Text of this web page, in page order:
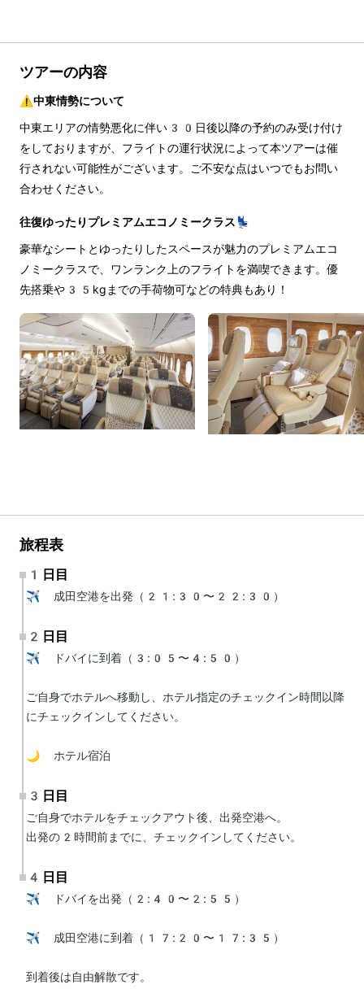
ツアーの内容
⚠️中東情勢について
中東エリアの情勢悪化に伴い30日後以降の予約のみ受け付け
をしておりますが、フライトの運行状況によって本ツアーは催
行されない可能性がございます。ご不安な点はいつでもお問い
合わせください。
往復ゆったりプレミアムエコノミークラス💺
豪華なシートとゆったりしたスペースが魅力のプレミアムエコ
ノミークラスで、ワンランク上のフライトを満喫できます。優
先搭乗や35kgまでの手荷物可などの特典もあり！
旅程表
1日目
✈️ 成田空港を出発（21:30〜22:30）
2日目
✈️ ドバイに到着（3:05〜4:50）
ご自身でホテルへ移動し、ホテル指定のチェックイン時間以降
にチェックインしてください。
🌙 ホテル宿泊
3日目
ご自身でホテルをチェックアウト後、出発空港へ。
出発の2時間前までに、チェックインしてください。
4日目
✈️ ドバイを出発（2:40〜2:55）
✈️ 成田空港に到着（17:20〜17:35）
到着後は自由解散です。